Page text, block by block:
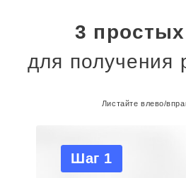
3
для получения
Листайте влево/
Шаг 1